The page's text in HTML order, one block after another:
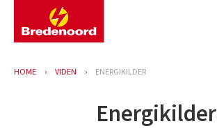
HOME VIDEN ENERGIKILDER
Energikilder